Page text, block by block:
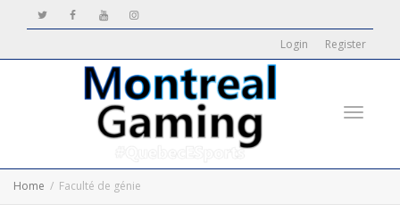
Login Register
Home Faculté de génie